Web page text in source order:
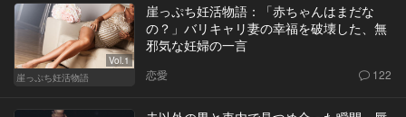
Vol.1
崖っぷち妊活物語
崖っぷち妊活物語：「赤ちゃんはまだな
の？」バリキャリ妻の幸福を破壊した、無
邪気な妊婦の一言
恋愛 122